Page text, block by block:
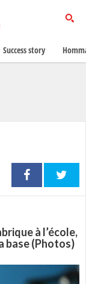
à l’école,
base (Photos)
Success story